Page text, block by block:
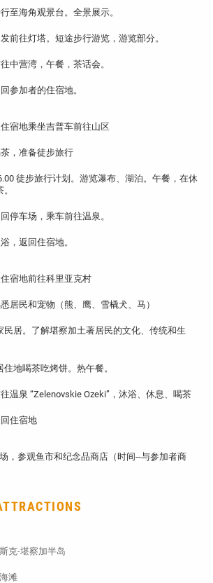
至海角观景台。全景展示。
前往灯塔。短途步行游览，游览部分。
中营湾，午餐，茶话会。
参加者的住宿地。
住宿地乘坐吉普车前往山区
，准备徒步旅行
徒步旅行计划。游览瀑布、湖泊。午餐，在休
停车场，乘车前往温泉。
，返回住宿地。
住宿地前往科里亚克村
居民和宠物（熊、鹰、雪橇犬、马）
民居。了解堪察加土著居民的文化、传统和生
住地喝茶吃烤饼。热午餐。
温泉 “Zelenovskie Ozeki”，沐浴、休息、喝茶
住宿地
，参观鱼市和纪念品商店（时间--与参加者商
克-堪察加半岛
滩